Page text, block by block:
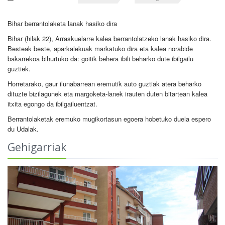
Bihar berrantolaketa lanak hasiko dira
Bihar (hilak 22), Arraskuelarre kalea berrantolatzeko lanak hasiko dira.
Besteak beste, aparkalekuak markatuko dira eta kalea norabide
bakarrekoa bihurtuko da: goitik behera ibili beharko dute ibilgailu
guztiek.
Horretarako, gaur ilunabarrean eremutik auto guztiak atera beharko
dituzte bizilagunek eta margoketa-lanek irauten duten bitartean kalea
itxita egongo da ibilgailuentzat.
Berrantolaketak eremuko mugikortasun egoera hobetuko duela espero
du Udalak.
Gehigarriak